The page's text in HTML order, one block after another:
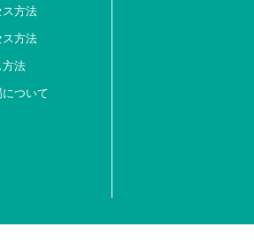
方法
方法
方法
ついて